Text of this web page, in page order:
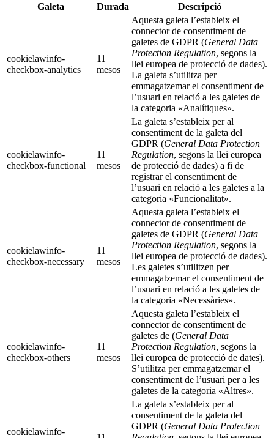
Galeta
Durada Descripció
cookielawinfo-
checkbox-analytics
11
mesos
Aquesta galeta l’estableix el
connector de consentiment de
galetes de GDPR (General Data
Protection Regulation, segons la
llei europea de protecció de dades).
La galeta s’utilitza per
emmagatzemar el consentiment de
l’usuari en relació a les galetes de
la categoria «Analítiques».
cookielawinfo-
checkbox-functional
11
mesos
La galeta s’estableix per al
consentiment de la galeta del
GDPR (General Data Protection
Regulation, segons la llei europea
de protecció de dades) a fi de
registrar el consentiment de
l’usuari en relació a les galetes a la
categoria «Funcionalitat».
cookielawinfo-
checkbox-necessary
11
mesos
Aquesta galeta l’estableix el
connector de consentiment de
galetes de GDPR (General Data
Protection Regulation, segons la
llei europea de protecció de dades).
Les galetes s’utilitzen per
emmagatzemar el consentiment de
l’usuari en relació a les galetes de
la categoria «Necessàries».
cookielawinfo-
checkbox-others
11
mesos
Aquesta galeta l’estableix el
connector de consentiment de
galetes de (General Data
Protection Regulation, segons la
llei europea de protecció de dates).
S’utilitza per emmagatzemar el
consentiment de l’usuari per a les
galetes de la categoria «Altres».
cookielawinfo-
La galeta s’estableix per al
consentiment de la galeta del
GDPR (General Data Protection